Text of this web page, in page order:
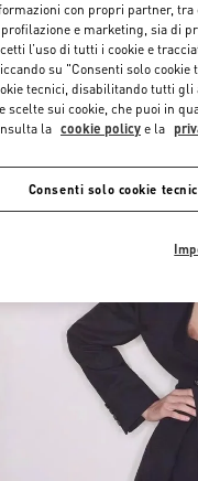
con propri partner, tra
e marketing, sia di
l’uso di tutti i cookie e
su "Consenti solo cookie
tecnici, disabilitando tutti gli
scelte sui cookie, che puoi in
la cookie policy e la
Consenti solo cookie